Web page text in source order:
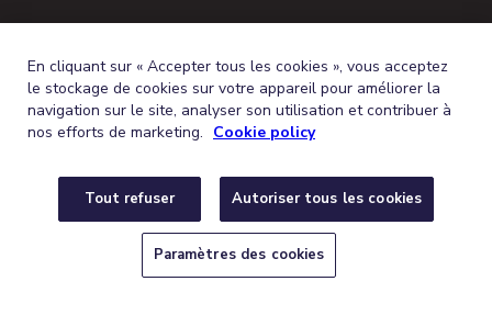
FRENCH (BELGIUM)
DEDEUTSCH (BELGIEN)
CONDITIONS GÉNÉRALES
PROTECTION DE LA VIE PRIVÉE
En cliquant sur « Accepter tous les cookies », vous acceptez
le stockage de cookies sur votre appareil pour améliorer la
navigation sur le site, analyser son utilisation et contribuer à
nos efforts de marketing. Cookie policy
Tout refuser Autoriser tous les cookies
Paramètres des cookies